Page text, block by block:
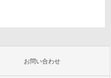
お問い合わせ